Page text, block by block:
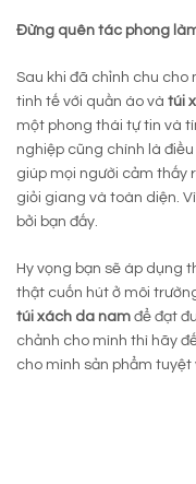
Đừng quên tác phong
Sau khi đã chỉnh chu
tinh tế với quần áo và túi
một phong thái tự tin và
nghiệp cũng chính là
giúp mọi người cảm thấy
giỏi giang và toàn diện.
bởi bạn đấy.
Hy vọng bạn sẽ áp dụng
thật cuốn hút ở môi
túi xách da nam để đạt
chảnh cho mình thì hãy
cho mình sản phẩm tuyệt